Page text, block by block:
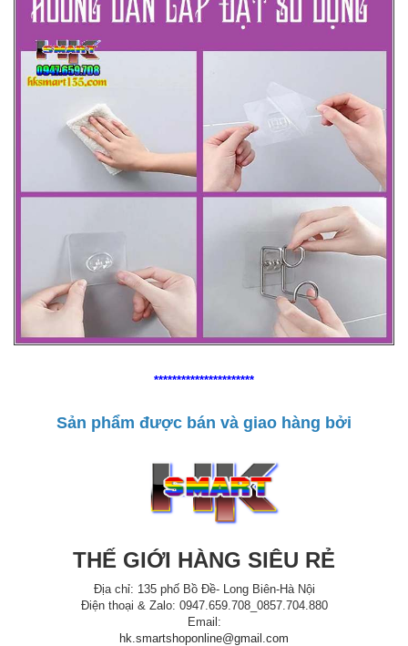
**********************
Sản phẩm được bán và giao hàng bởi
THẾ GIỚI HÀNG SIÊU RẺ
Địa chỉ: 135 phố Bồ Đề- Long Biên-Hà Nội
Điện thoại & Zalo: 0947.659.708_0857.704.880
Email:
hk.smartshoponline@gmail.com